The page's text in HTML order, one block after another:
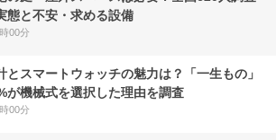
態と不安・求める設備
00分
とスマートウォッチの魅力は？「一生もの」
が機械式を選択した理由を調査
00分